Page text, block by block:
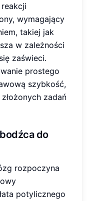
wymagający
takiej jak
w zależności
zaświeci.
prostego
szybkość,
zadań
do
rozpoczyna
potylicznego